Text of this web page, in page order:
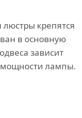
люстры крепятся
в основную
зависит
мощности лампы.